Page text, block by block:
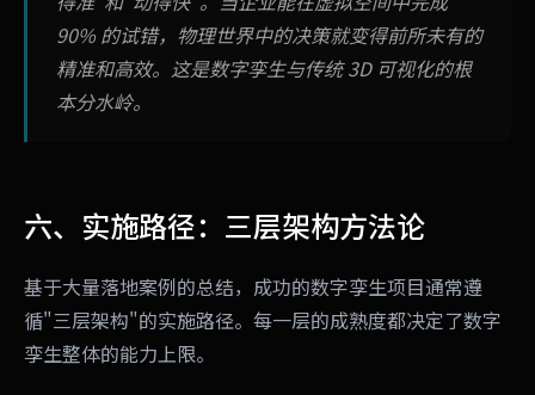
90% 的试错，物理世界中的决策就变得前所未有的
精准和高效。这是数字孪生与传统 3D 可视化的根
本分水岭。
六、实施路径：三层架构方法论
基于大量落地案例的总结，成功的数字孪生项目通常遵
循"三层架构"的实施路径。每一层的成熟度都决定了数字
孪生整体的能力上限。